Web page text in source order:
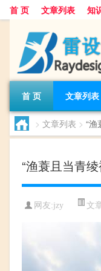
首 页 文章列表 知
首 页 文章列表
> 文章列表 > “渔
“渔蓑且当青
网友:jzy 文